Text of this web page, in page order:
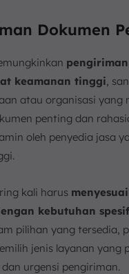
Dokumen
keamanan tinggi,
atau organisasi yang
penting dan
oleh penyedia jasa
kali harus
kebutuhan
pilihan yang tersedia,
jenis layanan yang
urgensi pengiriman.